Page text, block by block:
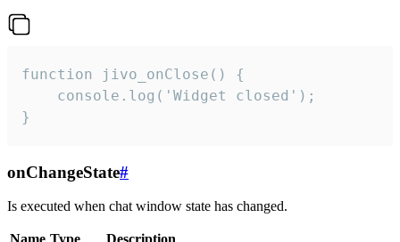
function jivo_onClose() {
    console.log('Widget closed');
}
onChangeState#
Is executed when chat window state has changed.